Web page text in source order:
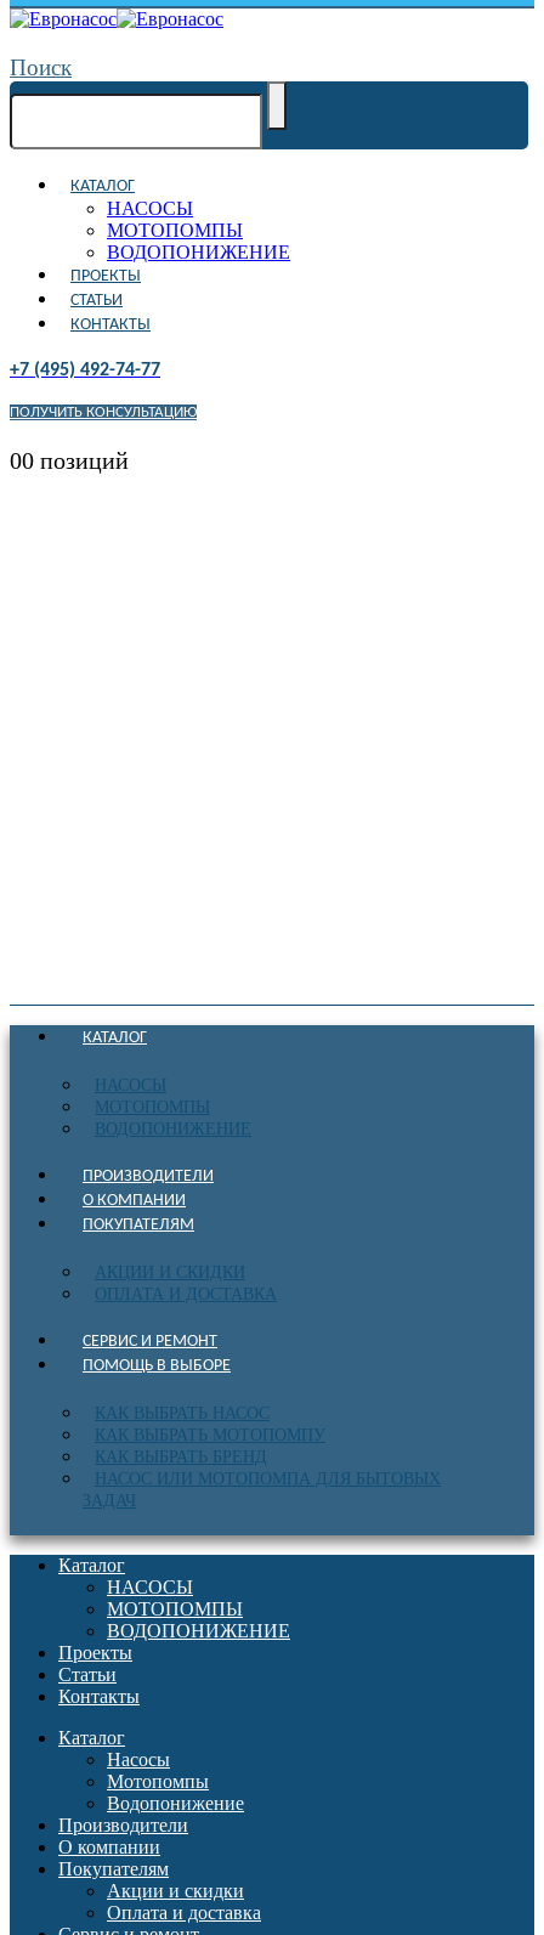
Поиск
КАТАЛОГ
НАСОСЫ
МОТОПОМПЫ
ВОДОПОНИЖЕНИЕ
ПРОЕКТЫ
СТАТЬИ
КОНТАКТЫ
+7 (495) 492-74-77
ПОЛУЧИТЬ КОНСУЛЬТАЦИЮ
00 позиций
КАТАЛОГ
НАСОСЫ
МОТОПОМПЫ
ВОДОПОНИЖЕНИЕ
ПРОИЗВОДИТЕЛИ
О КОМПАНИИ
ПОКУПАТЕЛЯМ
АКЦИИ И СКИДКИ
ОПЛАТА И ДОСТАВКА
СЕРВИС И РЕМОНТ
ПОМОЩЬ В ВЫБОРЕ
КАК ВЫБРАТЬ НАСОС
КАК ВЫБРАТЬ МОТОПОМПУ
КАК ВЫБРАТЬ БРЕНД
НАСОС ИЛИ МОТОПОМПА ДЛЯ БЫТОВЫХ
ЗАДАЧ
Каталог
НАСОСЫ
МОТОПОМПЫ
ВОДОПОНИЖЕНИЕ
Проекты
Статьи
Контакты
Каталог
Насосы
Мотопомпы
Водопонижение
Производители
О компании
Покупателям
Акции и скидки
Оплата и доставка